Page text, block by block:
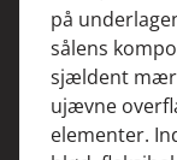
på
sålens
sjældent
ujævne
elementer.